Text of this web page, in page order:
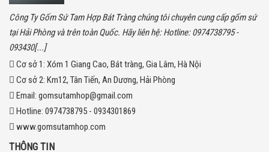
Công Ty Gốm Sứ Tam Hợp Bát Tràng chúng tôi chuyên cung cấp gốm sứ
tại Hải Phòng và trên toàn Quốc. Hãy liên hệ: Hotline: 0974738795 -
093430[...]
Cơ sở 1: Xóm 1 Giang Cao, Bát tràng, Gia Lâm, Hà Nội
Cơ sở 2: Km12, Tân Tiến, An Dương, Hải Phòng
Email: gomsutamhop@gmail.com
Hotline: 0974738795 - 0934301869
www.gomsutamhop.com
THÔNG TIN